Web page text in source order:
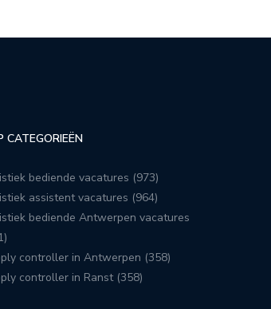
CATEGORIEËN
bediende vacatures (973)
assistent vacatures (964)
bediende Antwerpen vacatures
controller in Antwerpen (358)
controller in Ranst (358)